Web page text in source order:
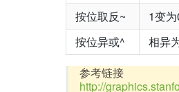
按位取反~
1变
按位异或^
相异
参考链接
http://